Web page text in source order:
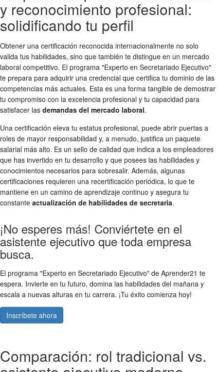
y reconocimiento profesional:
solidificando tu perfil
Obtener una certificación reconocida internacionalmente no solo
valida tus habilidades, sino que también te distingue en un mercado
laboral competitivo. El programa "Experto en Secretariado Ejecutivo"
te prepara para adquirir una credencial que certifica tu dominio de las
competencias más actuales. Esta es una forma tangible de demostrar
tu compromiso con la excelencia profesional y tu capacidad para
satisfacer las demandas del mercado laboral.
Una certificación eleva tu estatus profesional, puede abrir puertas a
roles de mayor responsabilidad y, a menudo, justifica un paquete
salarial más alto. Es un sello de calidad que indica a los empleadores
que has invertido en tu desarrollo y que posees las habilidades y
conocimientos necesarios para sobresalir. Además, algunas
certificaciones requieren una recertificación periódica, lo que te
mantiene en un camino de aprendizaje continuo y asegura tu
constante actualización de habilidades de secretaria.
¡No esperes más! Conviértete en el
asistente ejecutivo que toda empresa
busca.
El programa "Experto en Secretariado Ejecutivo" de Aprender21 te
espera. Invierte en tu futuro, domina las habilidades del mañana y
escala a nuevas alturas en tu carrera. ¡Tu éxito comienza hoy!
Inscríbete ahora
Comparación: rol tradicional vs.